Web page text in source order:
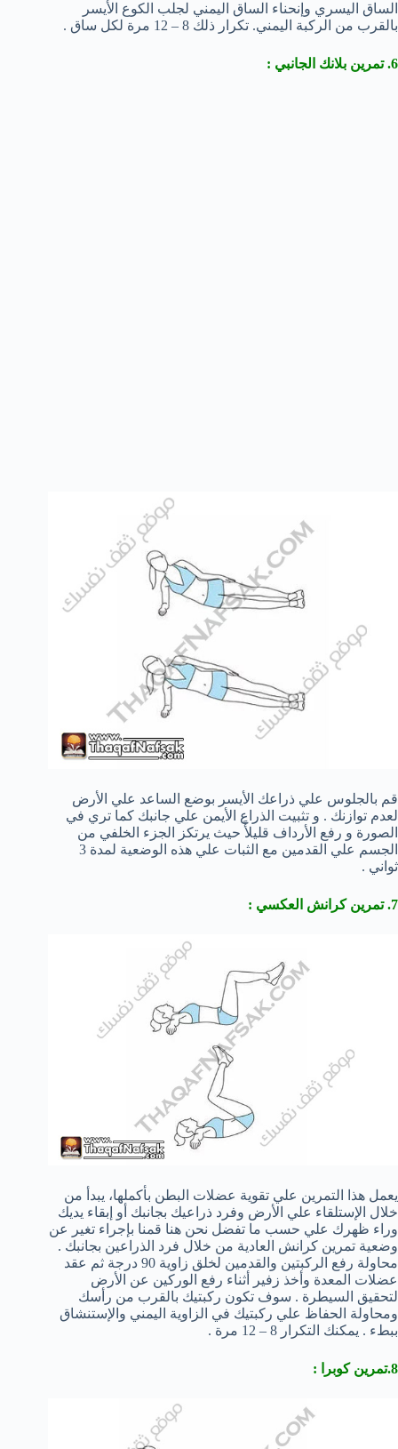
الساق اليسري وإنحناء الساق اليمني لجلب الكوع الأيسر
بالقرب من الركبة اليمني. تكرار ذلك 8 – 12 مرة لكل ساق .
6. تمرين بلانك الجانبي :
قم بالجلوس علي ذراعك الأيسر بوضع الساعد علي الأرض
لعدم توازنك . و تثبيت الذراع الأيمن علي جانبك كما تري في
الصورة و رفع الأرداف قليلأً حيث يرتكز الجزء الخلفي من
الجسم علي القدمين مع الثبات علي هذه الوضعية لمدة 3
ثواني .
7. تمرين كرانش العكسي :
يعمل هذا التمرين علي تقوية عضلات البطن بأكملها، يبدأ من
خلال الإستلقاء علي الأرض وفرد ذراعيك بجانبك أو إبقاء يديك
وراء ظهرك علي حسب ما تفضل نحن هنا قمنا بإجراء تغير عن
وضعية تمرين كرانش العادية من خلال فرد الذراعين بجانبك .
محاولة رفع الركبتين والقدمين لخلق زاوية 90 درجة ثم عقد
عضلات المعدة وأخذ زفير أثناء رفع الوركين عن الأرض
لتحقيق السيطرة . سوف تكون ركبتيك بالقرب من رأسك
ومحاولة الحفاظ علي ركبتيك في الزاوية اليمني والإستنشاق
ببطء . يمكنك التكرار 8 – 12 مرة .
8.تمرين كوبرا :